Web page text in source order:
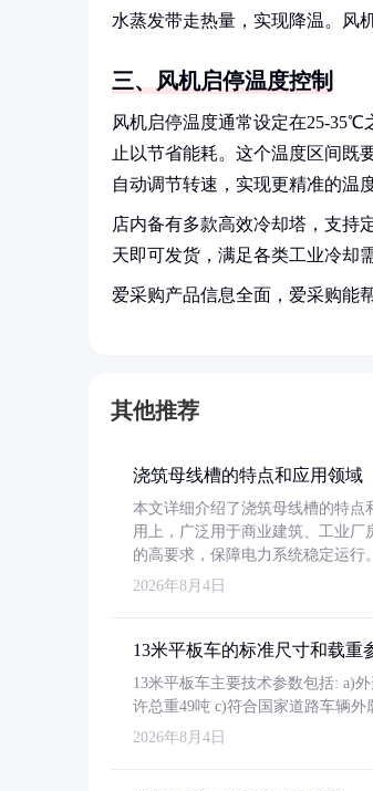
水蒸发带走热量，实现降温。风
三、风机启停温度控制
风机启停温度通常设定在25-35℃
止以节省能耗。这个温度区间既
自动调节转速，实现更精准的温
店内备有多款高效冷却塔，支持
天即可发货，满足各类工业冷却需
爱采购产品信息全面，爱采购能
其他推荐
浇筑母线槽的特点和应用领域
本文详细介绍了浇筑母线槽的特点
用上，广泛用于商业建筑、工业
的高要求，保障电力系统稳定运行。
2026年8月4日
13米平板车的标准尺寸和载重
13米平板车主要技术参数包括: a)
许总重49吨 c)符合国家道路车辆
2026年8月4日